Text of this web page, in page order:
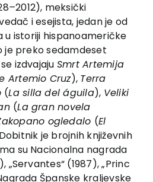
–2012), meksički
i esejista, jedan je od
u istoriji hispanoameričke
je preko sedamdeset
izdvajaju Smrt Artemija
Artemio Cruz), Terra
(La silla del águila), Veliki
(La gran novela
ogledalo (El
je brojnih književnih
su Nacionalna nagrada
„Servantes“ (1987), „Princ
Španske kraljevske